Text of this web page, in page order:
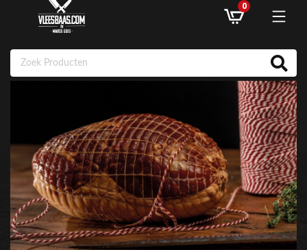
ASSORTIMENT
AANBIEDINGEN
RECEPTEN
KLANTENSERVICE
INLOGGEN
0